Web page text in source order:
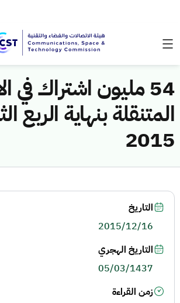
54 مليون اشتراك في
المتنقلة بنهاية الربع
2015
التاريخ
2015/12/16
التاريخ الهجري
05/03/1437
زمن القراءة